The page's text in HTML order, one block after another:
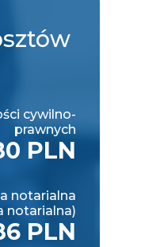
cywilno-
prawnych
PLN
notarialna
notarialna)
PLN